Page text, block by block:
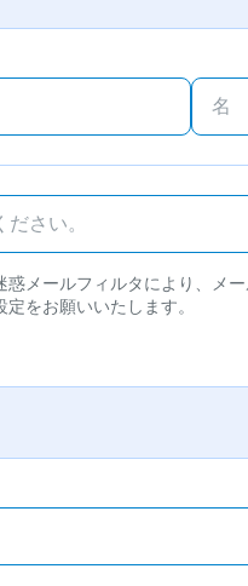
惑メールフィルタにより、メ
をお願いいたします。